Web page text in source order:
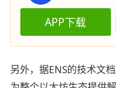
APP下载
另外，据ENS的技术文